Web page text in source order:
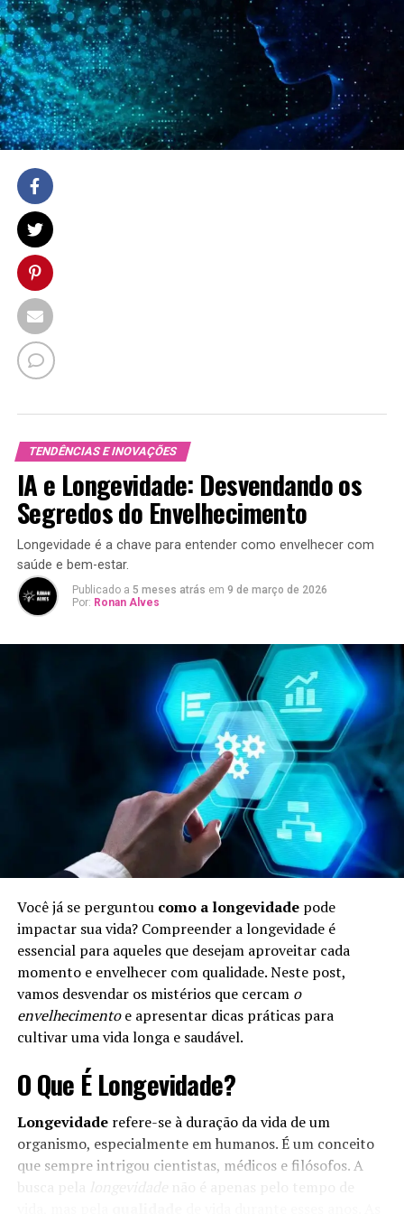
TENDÊNCIAS E INOVAÇÕES
IA e Longevidade: Desvendando os
Segredos do Envelhecimento
Longevidade é a chave para entender como envelhecer com
saúde e bem-estar.
Publicado a 5 meses atrás em 9 de março de 2026
Por: Ronan Alves
Você já se perguntou como a longevidadepode
impactar sua vida? Compreender a longevidade é
essencial para aqueles que desejam aproveitar cada
momento e envelhecer com qualidade. Neste post,
vamos desvendar os mistérios que cercam o
envelhecimentoe apresentar dicas práticas para
cultivar uma vida longa e saudável.
O Que É Longevidade?
Longevidaderefere-se à duração da vida de um
organismo, especialmente em humanos. É um conceito
que sempre intrigou cientistas, médicos e filósofos. A